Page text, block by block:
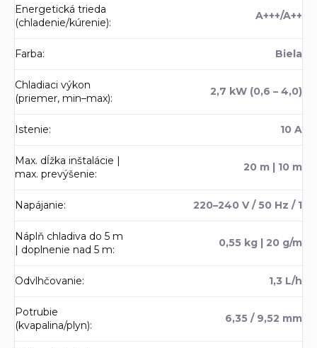
Energetická trieda
(chladenie/kúrenie):
A+++/A++
Farba: Biela
Chladiaci výkon
(priemer, min–max):
2,7 kW (0,6 – 4,0)
Istenie: 10 A
Max. dĺžka inštalácie |
max. prevýšenie:
20 m | 10 m
Napájanie: 220–240 V / 50 Hz / 1
Náplň chladiva do 5 m
| doplnenie nad 5 m:
0,55 kg | 20 g/m
Odvlhčovanie: 1,3 L/h
Potrubie
(kvapalina/plyn):
6,35 / 9,52 mm